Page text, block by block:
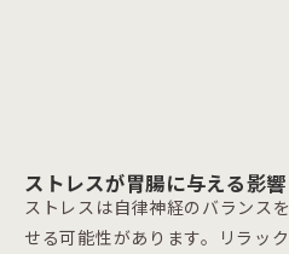
ストレスが胃腸に与える影響
ストレスは自律神経のバランス
せる可能性があります。リラッ